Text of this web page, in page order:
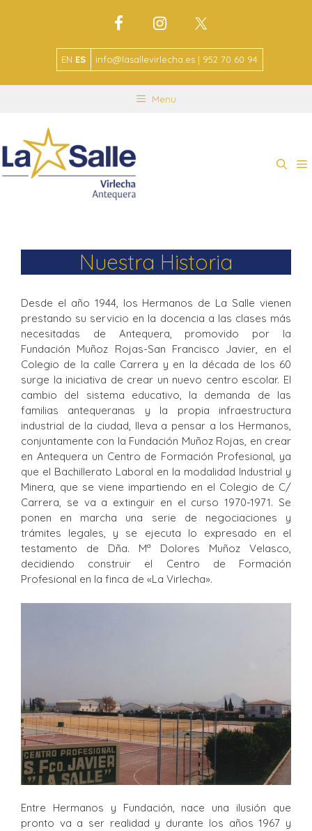
EN ES info@lasallevirlecha.es | 952 70 60 94
Menu
Nuestra Historia
Desde el año 1944, los Hermanos de La Salle vienen
prestando su servicio en la docencia a las clases más
necesitadas de Antequera, promovido por la
Fundación Muñoz Rojas-San Francisco Javier, en el
Colegio de la calle Carrera y en la década de los 60
surge la iniciativa de crear un nuevo centro escolar. El
cambio del sistema educativo, la demanda de las
familias antequeranas y la propia infraestructura
industrial de la ciudad, lleva a pensar a los Hermanos,
conjuntamente con la Fundación Muñoz Rojas, en crear
en Antequera un Centro de Formación Profesional, ya
que el Bachillerato Laboral en la modalidad Industrial y
Minera, que se viene impartiendo en el Colegio de C/
Carrera, se va a extinguir en el curso 1970-1971. Se
ponen en marcha una serie de negociaciones y
trámites legales, y se ejecuta lo expresado en el
testamento de Dña. Mª Dolores Muñoz Velasco,
decidiendo construir el Centro de Formación
Profesional en la finca de «La Virlecha».
Entre Hermanos y Fundación, nace una ilusión que
pronto va a ser realidad y durante los años 1967 y